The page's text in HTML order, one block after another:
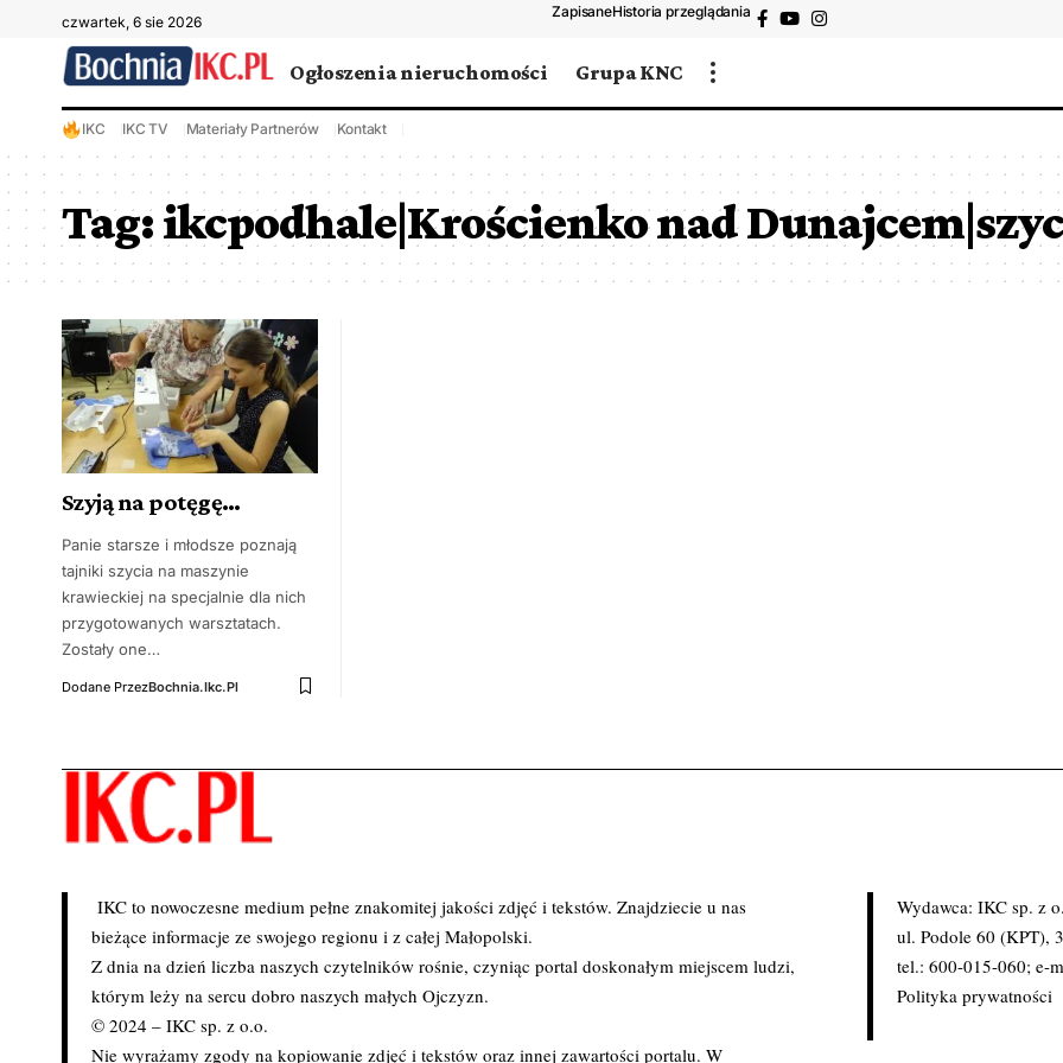
czwartek, 6 sie 2026
ZapisaneHistoria przeglądania
Ogłoszenia nieruchomości Grupa KNC
IKC IKC TV Materiały Partnerów Kontakt
Tag:ikcpodhale|Krościenko nad
Szyją na potęgę…
Panie starsze i młodsze poznają
tajniki szycia na maszynie
krawieckiej na specjalnie dla nich
przygotowanych warsztatach.
Zostały one…
Dodane PrzezBochnia.ikc.pl
IKC to nowoczesne medium pełne znakomitej jakości zdjęć i tekstów. Znajdziecie u nas
bieżące informacje ze swojego regionu i z całej Małopolski.
Z dnia na dzień liczba naszych czytelników rośnie, czyniąc portal doskonałym miejscem ludzi,
którym leży na sercu dobro naszych małych Ojczyzn.
© 2024 – IKC sp. z o.o.
Nie wyrażamy zgody na kopiowanie zdjęć i tekstów oraz innej zawartości portalu. W
Wydawca: IKC sp. z
ul. Podole 60 (KPT),
tel.: 600-015-060; e-
Polityka prywatności